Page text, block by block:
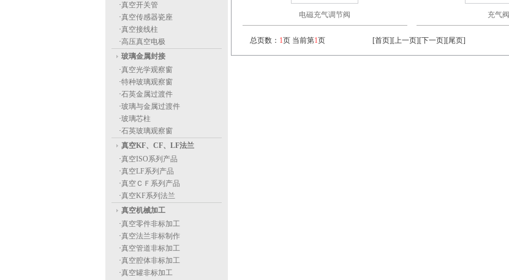
·真空开关管
·真空传感器瓷座
·真空接线柱
·高压真空电极
玻璃金属封接
·真空光学观察窗
·特种玻璃观察窗
·石英金属过渡件
·玻璃与金属过渡件
·玻璃芯柱
·石英玻璃观察窗
真空KF、CF、LF法兰
·真空ISO系列产品
·真空LF系列产品
·真空ＣＦ系列产品
·真空KF系列法兰
真空机械加工
·真空零件非标加工
·真空法兰非标制作
·真空管道非标加工
·真空腔体非标加工
·真空罐非标加工
电磁充气调节阀 充气阀
总页数： 1页 当前第1页 [首页][上一页][下一页][尾页]